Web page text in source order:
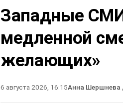
Западные
медленной
желающих»
6 августа 2026, 16:15Анна Шершнева